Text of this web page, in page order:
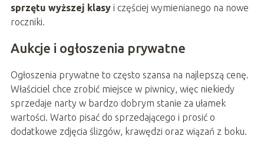
sprzętu wyższej klasyi częściej wymienianego na nowe
roczniki.
Aukcje i ogłoszenia prywatne
Ogłoszenia prywatne to często szansa na najlepszą cenę.
Właściciel chce zrobić miejsce w piwnicy, więc niekiedy
sprzedaje narty w bardzo dobrym stanie za ułamek
wartości. Warto pisać do sprzedającego i prosić o
dodatkowe zdjęcia ślizgów, krawędzi oraz wiązań z boku.